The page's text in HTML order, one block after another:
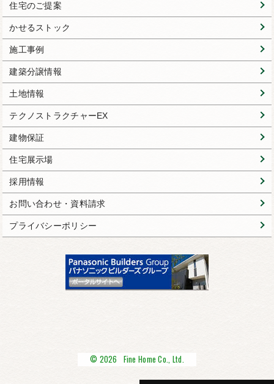
住宅のご提案
かせるストック
施工事例
建築分譲情報
土地情報
テクノストラクチャーEX
建物保証
住宅展示場
採用情報
お問い合わせ・資料請求
プライバシーポリシー
© 2026 Fine Home Co., Ltd.